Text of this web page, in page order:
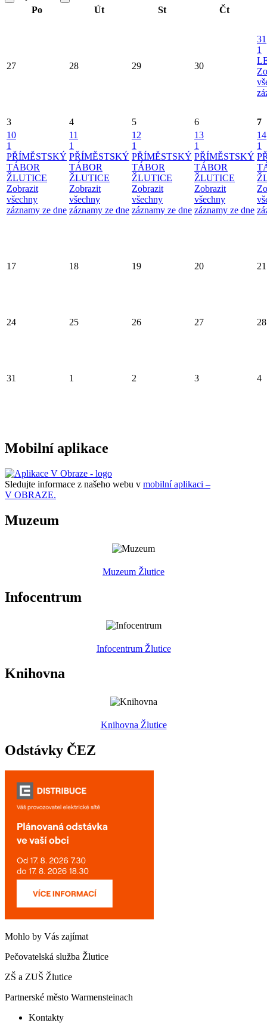
Po
Út St Čt
27 28 29 30
31
1
3 4 5 6
7
10
1
PŘÍMĚSTSKÝ
TÁBOR
ŽLUTICE
Zobrazit
všechny
záznamy ze dne
11
1
PŘÍMĚSTSKÝ
TÁBOR
ŽLUTICE
Zobrazit
všechny
záznamy ze dne
12
1
PŘÍMĚSTSKÝ
TÁBOR
ŽLUTICE
Zobrazit
všechny
záznamy ze dne
13
1
PŘÍMĚSTSKÝ
TÁBOR
ŽLUTICE
Zobrazit
všechny
záznamy ze dne
14
1
17 18 19 20 21
24 25 26 27 28
31 1 2 3 4
Mobilní aplikace
Sledujte informace z našeho webu v mobilní aplikaci –
V OBRAZE.
Muzeum
Muzeum Žlutice
Infocentrum
Infocentrum Žlutice
Knihovna
Knihovna Žlutice
Odstávky ČEZ
Mohlo by Vás zajímat
Pečovatelská služba Žlutice
ZŠ a ZUŠ Žlutice
Partnerské město Warmensteinach
Kontakty